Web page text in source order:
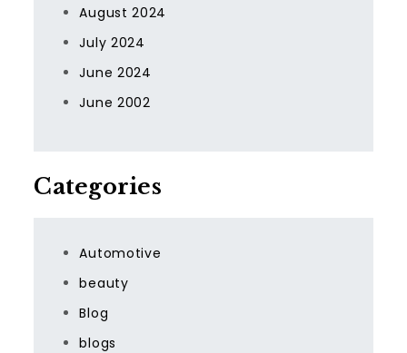
August 2024
July 2024
June 2024
June 2002
Categories
Automotive
beauty
Blog
blogs